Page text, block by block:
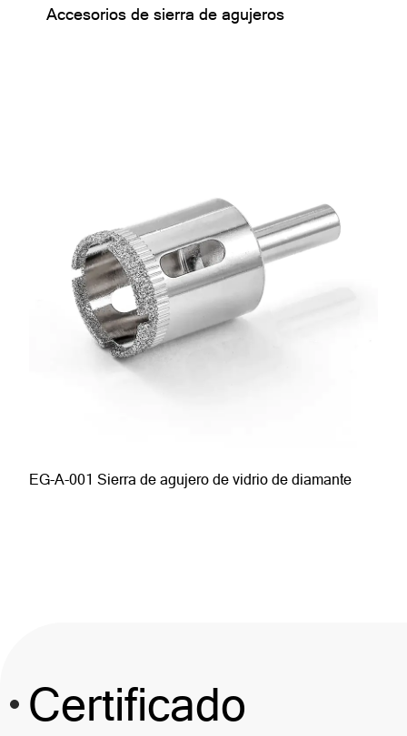
Accesorios de sierra de agujeros
EG-A-001 Sierra de agujero de vidrio de diamante
EG-A-A-011 HEX VANGULA DE DIAMOND
Taza de succión de localización de agujeros grandes
Certificado